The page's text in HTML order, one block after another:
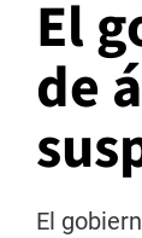
El
de
El